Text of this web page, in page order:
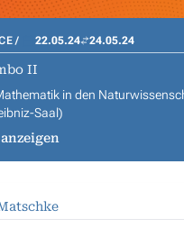
22.05.24 24.05.24
II
in den
Saal)